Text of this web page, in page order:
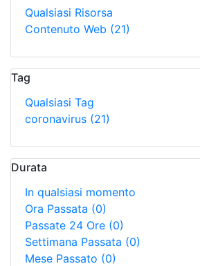
Qualsiasi Risorsa
Contenuto Web (21)
Tag
Qualsiasi Tag
coronavirus (21)
Durata
In qualsiasi momento
Ora Passata (0)
Passate 24 Ore (0)
Settimana Passata (0)
Mese Passato (0)